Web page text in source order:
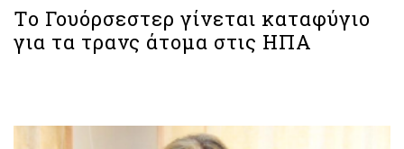
Το Γουόρσεστερ γίνεται καταφύγιο
για τα τρανς άτομα στις ΗΠΑ